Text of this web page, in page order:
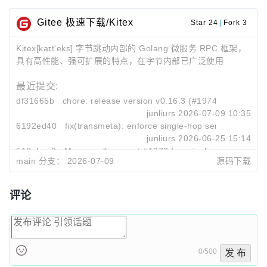
Gitee 极速下载/Kitex Star 24 Fork 3
Kitex[kaɪt'eks] 字节跳动内部的 Golang 微服务 RPC 框架，
具有高性能、强可扩展的特点，在字节内部已广泛使用
最近提交:
df31665b
chore: release version v0.16.3 (#1974)
junliurs 2026-07-09 10:35
6192ed40
fix(transmeta): enforce single-hop semantics for
junliurs 2026-06-25 15:14
518ebce2
Merge pull request #1972 from junliurs/fix/
2026-06-24 17:14
main 分支： 2026-07-09 源码下载
评论
0/500 发 布